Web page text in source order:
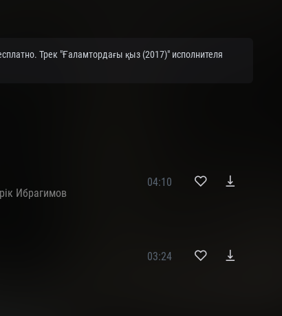
Трек "Ғаламтордағы қыз (2017)" исполнителя
Ибрагимов
04:10
03:24